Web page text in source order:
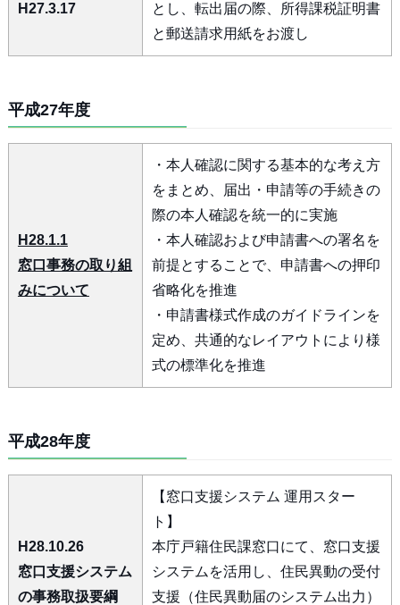
H27.3.17
とし、転出届の際、所得課税証明書
と郵送請求用紙をお渡し
平成27年度
H28.1.1
窓口事務の取り組
みについて
・本人確認に関する基本的な考え方
をまとめ、届出・申請等の手続きの
際の本人確認を統一的に実施
・本人確認および申請書への署名を
前提とすることで、申請書への押印
省略化を推進
・申請書様式作成のガイドラインを
定め、共通的なレイアウトにより様
式の標準化を推進
平成28年度
H28.10.26
窓口支援システム
の事務取扱要綱
【窓口支援システム 運用スター
ト】
本庁戸籍住民課窓口にて、窓口支援
システムを活用し、住民異動の受付
支援（住民異動届のシステム出力）